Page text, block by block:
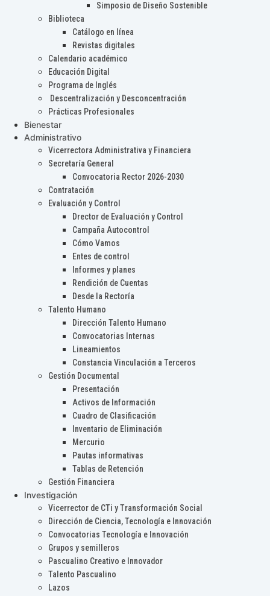
Simposio de Diseño Sostenible
Biblioteca
Catálogo en línea
Revistas digitales
Calendario académico
Educación Digital
Programa de Inglés
Descentralización y Desconcentración
Prácticas Profesionales
Bienestar
Administrativo
Vicerrectora Administrativa y Financiera
Secretaría General
Convocatoria Rector 2026-2030
Contratación
Evaluación y Control
Drector de Evaluación y Control
Campaña Autocontrol
Cómo Vamos
Entes de control
Informes y planes
Rendición de Cuentas
Desde la Rectoría
Talento Humano
Dirección Talento Humano
Convocatorias Internas
Lineamientos
Constancia Vinculación a Terceros
Gestión Documental
Presentación
Activos de Información
Cuadro de Clasificación
Inventario de Eliminación
Mercurio
Pautas informativas
Tablas de Retención
Gestión Financiera
Investigación
Vicerrector de CTi y Transformación Social
Dirección de Ciencia, Tecnología e Innovación
Convocatorias Tecnología e Innovación
Grupos y semilleros
Pascualino Creativo e Innovador
Talento Pascualino
Lazos